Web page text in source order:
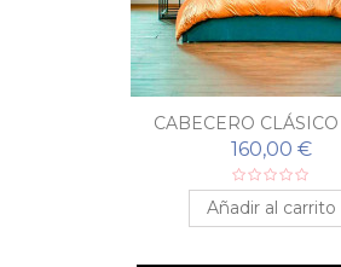
CABECERO
160,00 €
Añadir al carrito